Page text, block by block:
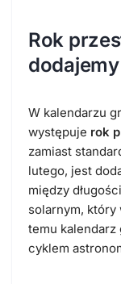
Rok
W kalendarzu
występuje rok
zamiast
lutego, jest
między
solarnym, który
temu
cyklem